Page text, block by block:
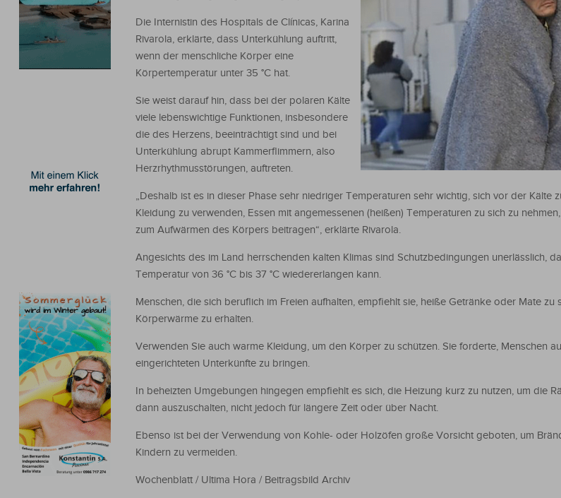
Die Internistin des Hospitals de Clínicas, Karina
Rivarola, erklärte, dass Unterkühlung auftritt,
wenn der menschliche Körper eine
Körpertemperatur unter 35 °C hat.
Sie weist darauf hin, dass bei der polaren Kälte
viele lebenswichtige Funktionen, insbesondere
die des Herzens, beeinträchtigt sind und bei
Unterkühlung abrupt Kammerflimmern, also
Herzrhythmusstörungen, auftreten.
„Deshalb ist es in dieser Phase sehr niedriger Temperaturen sehr wichtig, sich vor der Kälte
Kleidung zu verwenden, Essen mit angemessenen (heißen) Temperaturen zu sich zu
zum Aufwärmen des Körpers beitragen“, erklärte Rivarola.
Angesichts des im Land herrschenden kalten Klimas sind Schutzbedingungen unerlässlich,
Temperatur von 36 °C bis 37 °C wiedererlangen kann.
Menschen, die sich beruflich im Freien aufhalten, empfiehlt sie, heiße Getränke oder Mate zu
Körperwärme zu erhalten.
Verwenden Sie auch warme Kleidung, um den Körper zu schützen. Sie forderte, Menschen
eingerichteten Unterkünfte zu bringen.
In beheizten Umgebungen hingegen empfiehlt es sich, die Heizung kurz zu nutzen, um die
dann auszuschalten, nicht jedoch für längere Zeit oder über Nacht.
Ebenso ist bei der Verwendung von Kohle- oder Holzöfen große Vorsicht geboten, um
Kindern zu vermeiden.
Wochenblatt / Ultima Hora / Beitragsbild Archiv